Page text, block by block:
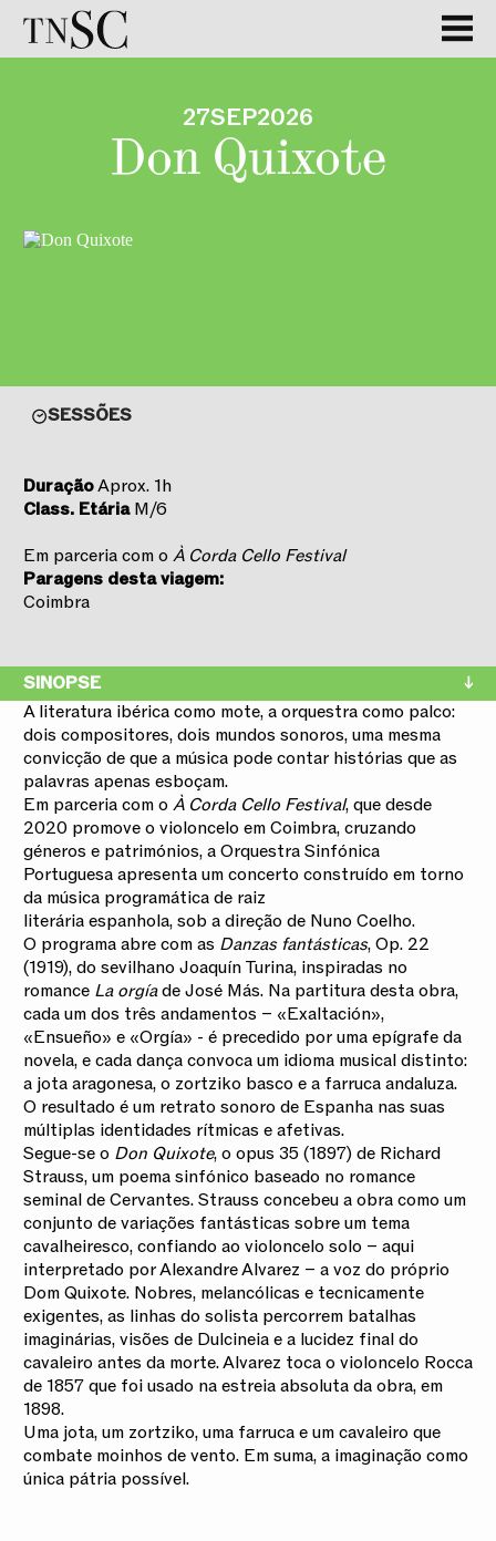
27SEP2026
Don Quixote
SESSÕES
SINOPSE
A literatura ibérica como mote, a orquestra como palco:
dois compositores, dois mundos sonoros, uma mesma
convicção de que a música pode contar histórias que as
palavras apenas esboçam.
Em parceria com o À Corda Cello Festival, que desde
2020 promove o violoncelo em Coimbra, cruzando
géneros e patrimónios, a Orquestra Sinfónica
Portuguesa apresenta um concerto construído em torno
da música programática de raiz
literária espanhola, sob a direção de Nuno Coelho.
O programa abre com as Danzas fantásticas, Op. 22
(1919), do sevilhano Joaquín Turina, inspiradas no
romance La orgíade José Más. Na partitura desta obra,
cada um dos três andamentos – «Exaltación»,
«Ensueño» e «Orgía» - é precedido por uma epígrafe da
novela, e cada dança convoca um idioma musical distinto:
a jota aragonesa, o zortziko basco e a farruca andaluza.
O resultado é um retrato sonoro de Espanha nas suas
múltiplas identidades rítmicas e afetivas.
Segue-se o Don Quixote, o opus 35 (1897) de Richard
Strauss, um poema sinfónico baseado no romance
seminal de Cervantes. Strauss concebeu a obra como um
conjunto de variações fantásticas sobre um tema
cavalheiresco, confiando ao violoncelo solo – aqui
interpretado por Alexandre Alvarez – a voz do próprio
Dom Quixote. Nobres, melancólicas e tecnicamente
exigentes, as linhas do solista percorrem batalhas
imaginárias, visões de Dulcineia e a lucidez final do
cavaleiro antes da morte. Alvarez toca o violoncelo Rocca
de 1857 que foi usado na estreia absoluta da obra, em
1898.
Uma jota, um zortziko, uma farruca e um cavaleiro que
combate moinhos de vento. Em suma, a imaginação como
única pátria possível.
DuraçãoAprox. 1h
Class. EtáriaM/6
Em parceria com o À Corda Cello Festival
Paragens desta viagem:
Coimbra